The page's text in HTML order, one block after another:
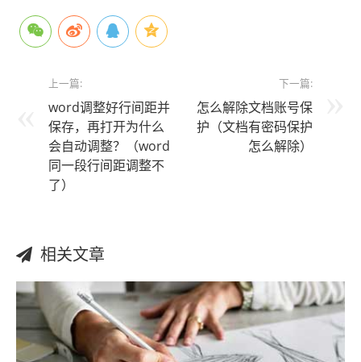
上一篇:
word调整好行间距并
保存，再打开为什么
会自动调整？（word
同一段行间距调整不
了）
下一篇:
怎么解除文档账号保
护（文档有密码保护
怎么解除）
相关文章